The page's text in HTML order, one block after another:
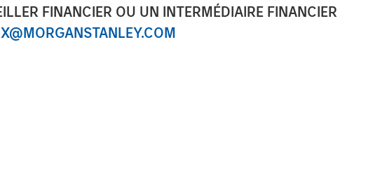
FINANCIER OU UN INTERMÉDIAIRE FINANCIER